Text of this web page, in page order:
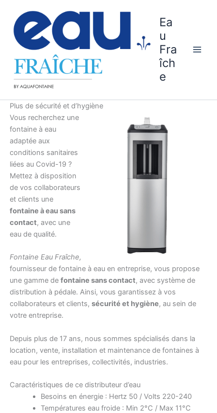
contenu
Ea
u
Fra
îch
e
Plus de sécurité et d’hygiène
Vous recherchez une
fontaine à eau
adaptée aux
conditions sanitaires
liées au Covid-19 ?
Mettez à disposition
de vos collaborateurs
et clients une
fontaine à eau sans
contact, avec une
eau de qualité.
Fontaine Eau Fraîche,
fournisseur de fontaine à eau en entreprise, vous propose
une gamme de fontaine sans contact, avec système de
distribution à pédale. Ainsi, vous garantissez à vos
collaborateurs et clients, sécurité et hygiène, au sein de
votre entreprise.
Depuis plus de 17 ans, nous sommes spécialisés dans la
location, vente, installation et maintenance de fontaines à
eau pour les entreprises, collectivités, industries.
Caractéristiques de ce distributeur d’eau
Besoins en énergie : Hertz 50 / Volts 220-240
Températures eau froide : Min 2°C / Max 11°C